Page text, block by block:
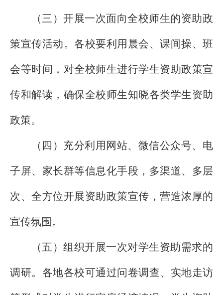
（三）开展一次面向全校师生的资助政
策宣传活动。各校要利用晨会、课间操、班
会等时间，对全校师生进行学生资助政策宣
传和解读，确保全校师生知晓各类学生资助
政策。
（四）充分利用网站、微信公众号、电
子屏、家长群等信息化手段，多渠道、多层
次、全方位开展资助政策宣传，营造浓厚的
宣传氛围。
（五）组织开展一次对学生资助需求的
调研。各地各校可通过问卷调查、实地走访